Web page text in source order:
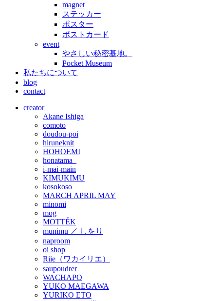
magnet
ステッカー
ポスター
ポストカード
event
やさしい秘密基地。
Pocket Museum
私たちについて
blog
contact
creator
Akane Ishiga
comoto
doudou-poi
hiruneknit
HOHOEMI
honatama_
i-mai-main
KIMUKIMU
kosokoso
MARCH APRIL MAY
minomi
mog
MOTTÉK
munimu ／ しをり
naproom
oi shop
Riie（ワカイリエ）
saupoudrer
WACHAPO
YUKO MAEGAWA
YURIKO ETO